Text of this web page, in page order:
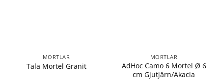
MORTLAR
Tala Mortel Granit
MORTLAR
AdHoc Camo 6 Mortel Ø 6
cm Gjutjärn/Akacia